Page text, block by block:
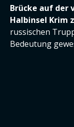
Brücke auf der
Halbinsel Krim
russischen
Bedeutung